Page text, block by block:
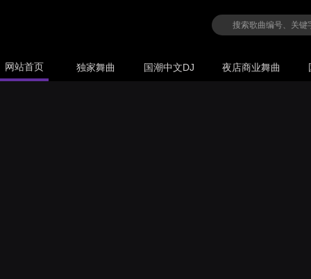
网站首页 独家舞曲 国潮中文DJ 夜店商业舞曲